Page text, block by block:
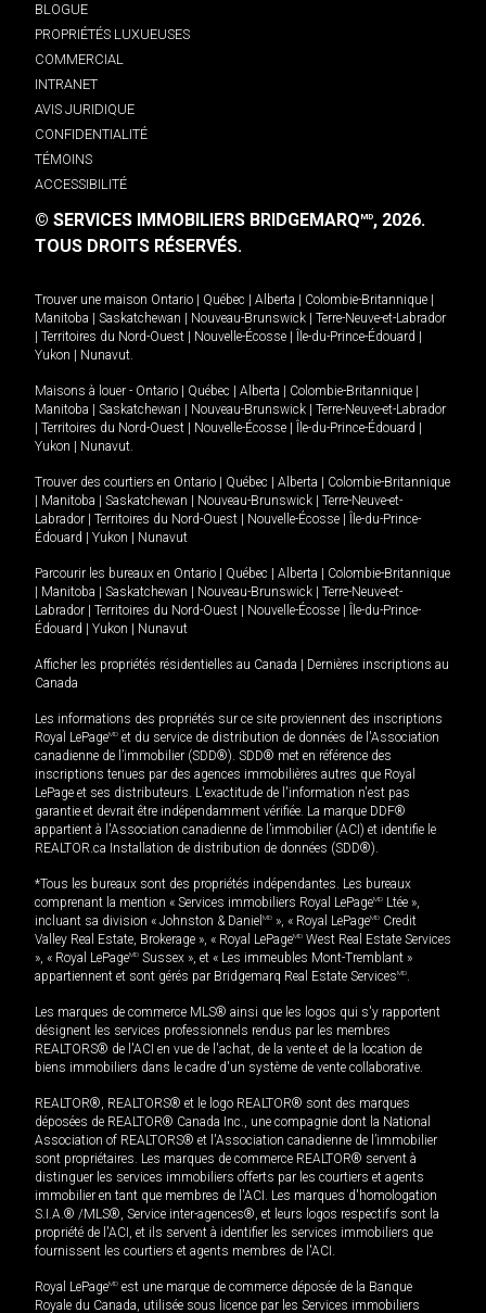
BLOGUE
PROPRIÉTÉS LUXUEUSES
COMMERCIAL
INTRANET
AVIS JURIDIQUE
CONFIDENTIALITÉ
TÉMOINS
ACCESSIBILITÉ
© SERVICES IMMOBILIERS BRIDGEMARQMD, 2026.
TOUS DROITS RÉSERVÉS.
Trouver une maison Ontario Québec Alberta Colombie-Britannique
Manitoba
Saskatchewan Nouveau-Brunswick
Terre-Neuve-et-Labrador
Territoires du Nord-Ouest Nouvelle-Écosse Île-du-Prince-Édouard
Yukon
Nunavut.
Maisons à louer - Ontario Québec Alberta Colombie-Britannique
Manitoba
Saskatchewan Nouveau-Brunswick
Terre-Neuve-et-Labrador
Territoires du Nord-Ouest Nouvelle-Écosse Île-du-Prince-Édouard
Yukon
Nunavut.
Trouver des courtiers en Ontario Québec Alberta
Colombie-Britannique
Manitoba Saskatchewan Nouveau-Brunswick
Terre-Neuve-et-
Labrador
Territoires du Nord-Ouest Nouvelle-Écosse
Île-du-Prince-
Édouard
Yukon Nunavut
Parcourir les bureaux en Ontario Québec Alberta
Colombie-Britannique
Manitoba Saskatchewan Nouveau-Brunswick
Terre-Neuve-et-
Labrador
Territoires du Nord-Ouest Nouvelle-Écosse
Île-du-Prince-
Édouard
Yukon Nunavut
Afficher les propriétés résidentielles au Canada
Dernières inscriptions au
Canada
Les informations des propriétés sur ce site proviennent des inscriptions
Royal LePageMD et du service de distribution de données de l'Association
canadienne de l’immobilier (SDD®). SDD® met en référence des
inscriptions tenues par des agences immobilières autres que Royal
LePage et ses distributeurs. L'exactitude de l'information n'est pas
garantie et devrait être indépendamment vérifiée. La marque DDF®
appartient à l'Association canadienne de l’immobilier (ACI) et identifie le
REALTOR.ca Installation de distribution de données (SDD®).
*Tous les bureaux sont des propriétés indépendantes. Les bureaux
comprenant la mention « Services immobiliers Royal LePageMD Ltée »,
incluant sa division « Johnston & Daniel MD », « Royal LePageMD Credit
Valley Real Estate, Brokerage », « Royal LePageMD West Real Estate Services
», « Royal LePageMD Sussex », et « Les immeubles Mont-Tremblant »
appartiennent et sont gérés par Bridgemarq Real Estate ServicesMD.
Les marques de commerce MLS® ainsi que les logos qui s'y rapportent
désignent les services professionnels rendus par les membres
REALTORS® de l'ACI en vue de l'achat, de la vente et de la location de
biens immobiliers dans le cadre d'un système de vente collaborative.
REALTOR®, REALTORS® et le logo REALTOR® sont des marques
déposées de REALTOR® Canada Inc., une compagnie dont la National
Association of REALTORS® et l'Association canadienne de l’immobilier
sont propriétaires. Les marques de commerce REALTOR® servent à
distinguer les services immobiliers offerts par les courtiers et agents
immobilier en tant que membres de l'ACI. Les marques d'homologation
S.I.A.® /MLS®, Service inter-agences®, et leurs logos respectifs sont la
propriété de l'ACI, et ils servent à identifier les services immobiliers que
fournissent les courtiers et agents membres de l'ACI.
Royal LePageMD est une marque de commerce déposée de la Banque
Royale du Canada, utilisée sous licence par les Services immobiliers